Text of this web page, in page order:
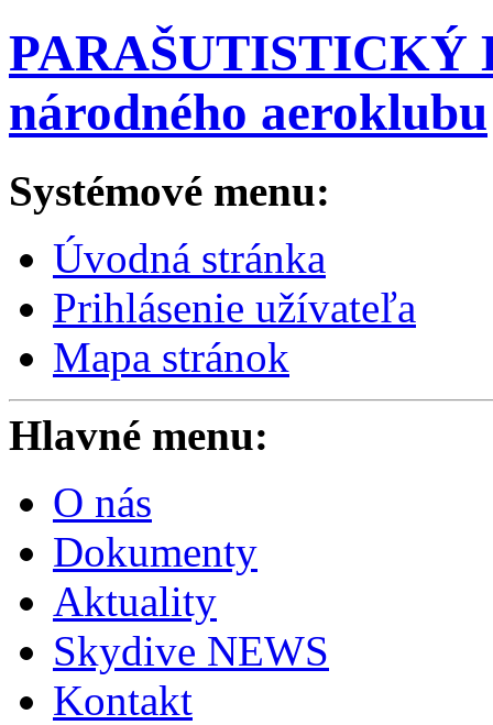
PARAŠUTISTICKÝ
národného aeroklubu
Systémové menu:
Úvodná stránka
Prihlásenie užívateľa
Mapa stránok
Hlavné menu:
O nás
Dokumenty
Aktuality
Skydive NEWS
Kontakt